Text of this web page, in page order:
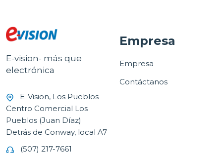
E-vision- más que
electrónica
E-Vision, Los Pueblos
Centro Comercial Los
Pueblos (Juan Díaz)
Detrás de Conway, local A7
(507) 217-7661
Empresa
Empresa
Contáctanos